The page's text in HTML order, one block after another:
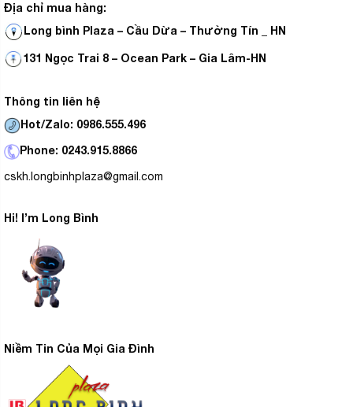
Địa chỉ mua hàng:
Long bình Plaza – Cầu Dừa – Thường Tín _ HN
131 Ngọc Trai 8 – Ocean Park – Gia Lâm-HN
Thông tin liên hệ
Hot/Zalo: 0986.555.496
Phone: 0243.915.8866
cskh.longbinhplaza@gmail.com
Hi! I’m Long Bình
Niềm Tin Của Mọi Gia Đình